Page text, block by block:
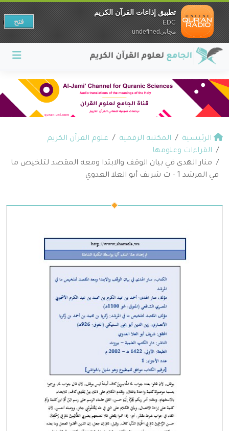
الرئيسية المكتبة الرقمية
علوم القرآن الكريم
القراءات وعلومها
منار الهدى في بيان الوقف والابتدا ومعه المقصد لتلخيص ما
في المرشد 1 – ت شريف أبو العلا العدوي
تطبيق إذاعات القرآن الكريم
EDC
مجانيundefined
فتح